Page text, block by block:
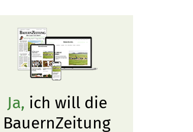
Ja, ich will die
BauernZeitung